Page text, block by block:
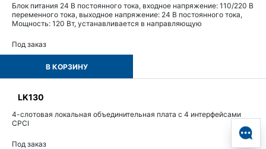
Блок питания 24 В постоянного тока, входное напряжение: 110/220 В
переменного тока, выходное напряжение: 24 В постоянного тока,
Мощность: 120 Вт, устанавливается в направляющую
Под заказ
В КОРЗИНУ
LK130
4-слотовая локальная объединительная плата с 4 интерфейсами
CPCI
Под заказ